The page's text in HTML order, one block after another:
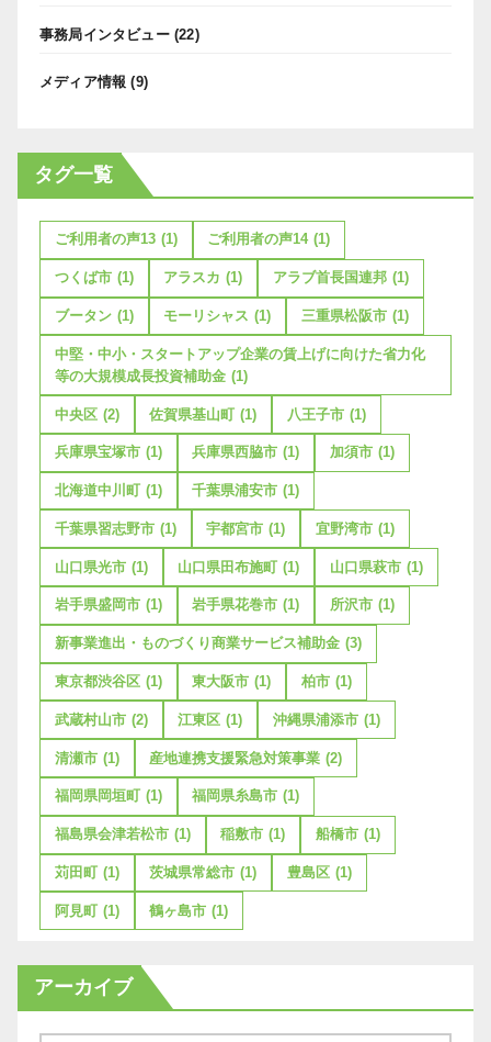
事務局インタビュー(22)
メディア情報 (9)
タグ一覧
ご利用者の声13 (1) ご利用者の声14 (1)
つくば市 (1) アラスカ (1) アラブ首長国連邦 (1)
ブータン (1) モーリシャス (1) 三重県松阪市 (1)
中堅・中小・スタートアップ企業の賃上げに向けた省力化
等の大規模成長投資補助金 (1)
中央区 (2) 佐賀県基山町 (1) 八王子市 (1)
兵庫県宝塚市 (1) 兵庫県西脇市 (1) 加須市 (1)
北海道中川町 (1) 千葉県浦安市 (1)
千葉県習志野市 (1) 宇都宮市 (1) 宜野湾市 (1)
山口県光市 (1) 山口県田布施町 (1) 山口県萩市 (1)
岩手県盛岡市 (1) 岩手県花巻市 (1) 所沢市 (1)
新事業進出・ものづくり商業サービス補助金 (3)
東京都渋谷区 (1) 東大阪市 (1) 柏市 (1)
武蔵村山市 (2) 江東区 (1) 沖縄県浦添市 (1)
清瀬市 (1) 産地連携支援緊急対策事業 (2)
福岡県岡垣町 (1) 福岡県糸島市 (1)
福島県会津若松市 (1) 稲敷市 (1) 船橋市 (1)
苅田町 (1) 茨城県常総市 (1) 豊島区 (1)
阿見町 (1) 鶴ヶ島市 (1)
アーカイブ